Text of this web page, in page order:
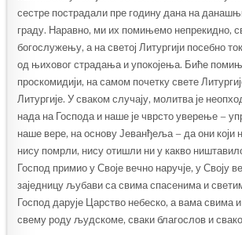
сестре пострадали пре годину дана на
граду. Наравно, ми их помињемо непрекидно,
богослужењу, а на светој Литургији посебно
од њиховог страдања и упокојења. Биће
проскомидији, на самом почетку свете
Литургије. У сваком случају, молитва је
нада на Господа и наше је чврсто уверење –
наше вере, на основу Јеванђеља – да они који
нису помрли, нису отишли ни у какво
Господ примио у Своје вечно наручје, у Своју
заједницу љубави са свима спасенима и
Господ дарује Царство небеско, а вама свима
свему роду људскоме, сваки благослов и